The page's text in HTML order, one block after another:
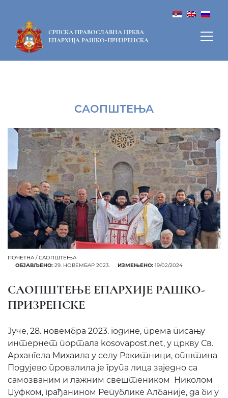
СРПСКА ПРАВОСЛАВНА ЦРКВА
ЕПАРХИЈА РАШКО-ПРИЗРЕНСКА
САОПШТЕЊА
ПОЧЕТНА /САОПШТЕЊА
ОБЈАВЉЕНО: 29. НОВЕМБАР 2023. ИЗМЕЊЕНО: 19/02/2024
САОПШТЕЊЕ ЕПАРХИЈЕ РАШКО-
ПРИЗРЕНСКЕ
Јуче, 28. новембра 2023. године, према писању
интернет портала kosovapost.net, у цркву Св.
Архангела Михаила у селу Ракитници, општина
Подујево провалила је група лица заједно са
самозваним и лажним свештеником Николом
Џуфком, грађанином Републике Албаније, да би у